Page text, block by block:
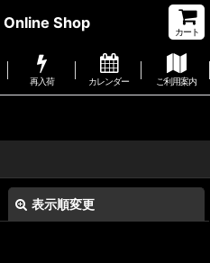
Shop
カート
再入荷 カレンダー ご利用案内
表示順変更